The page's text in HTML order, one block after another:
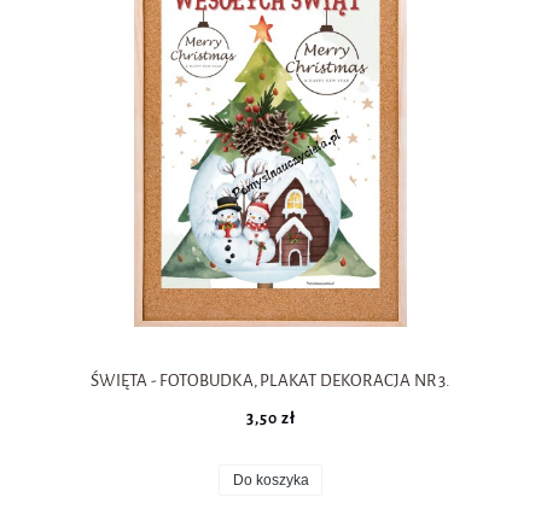
ŚWIĘTA - FOTOBUDKA, PLAKAT DEKORACJA NR 3.
3,50 zł
Do koszyka